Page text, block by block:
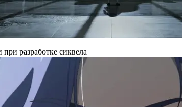
разработке сиквела